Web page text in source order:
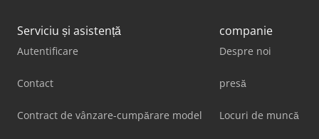
Serviciu și asistență
Autentificare
Contact
Contract de vânzare-cumpărare model
companie
Despre noi
presă
Locuri de muncă